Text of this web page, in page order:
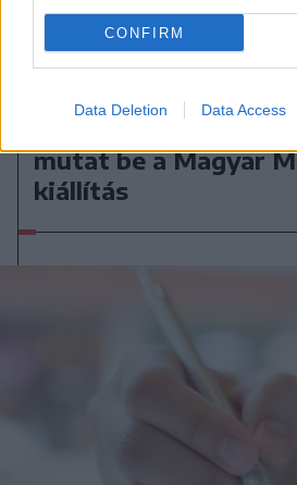
CONFIRM
Data Deletion Data Access
mutat be a Magyar
kiállítás